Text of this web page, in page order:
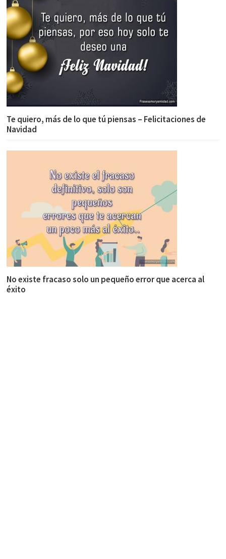
Te quiero, más de lo que tú piensas – Felicitaciones de
Navidad
No existe fracaso solo un pequeño error que acerca al
éxito